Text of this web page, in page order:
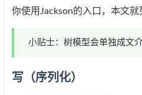
你使用Jackson的入口，本文就
小贴士：树模型会单独成文
写（序列化）